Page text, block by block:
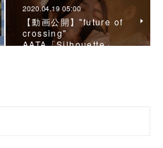
2020.04.19 05:00
【動画公開】"future of
crossing"
AATA「Silhouette」…